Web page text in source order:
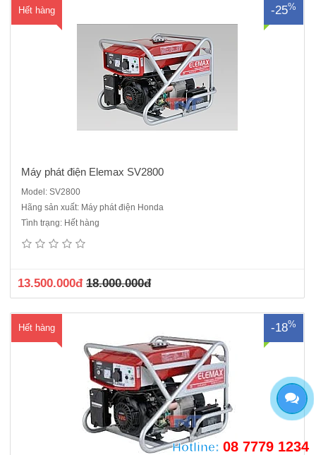
Hết hàng -25%
Máy phát điện Elemax SV2800
Model: SV2800
Hãng sản xuất: Máy phát điện Honda
Tình trạng: Hết hàng
13.500.000đ 18.000.000đ
Hết hàng -18%
Máy phát điện Elemax SV2800S - Đề điệnĐộng cơ Sawafuji V210 -
SawafujiBảng điều khiển SawafujiCông suất liên tục (kVA): 2.0
Hotline: 08 7779 1234